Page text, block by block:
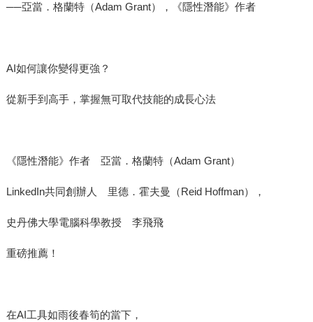
──亞當．格蘭特（Adam Grant），《隱性潛能》作者
AI如何讓你變得更強？
從新手到高手，掌握無可取代技能的成長心法
《隱性潛能》作者 亞當．格蘭特（Adam Grant）
LinkedIn共同創辦人 里德．霍夫曼（Reid Hoffman），
史丹佛大學電腦科學教授 李飛飛
重磅推薦！
在AI工具如雨後春筍的當下，